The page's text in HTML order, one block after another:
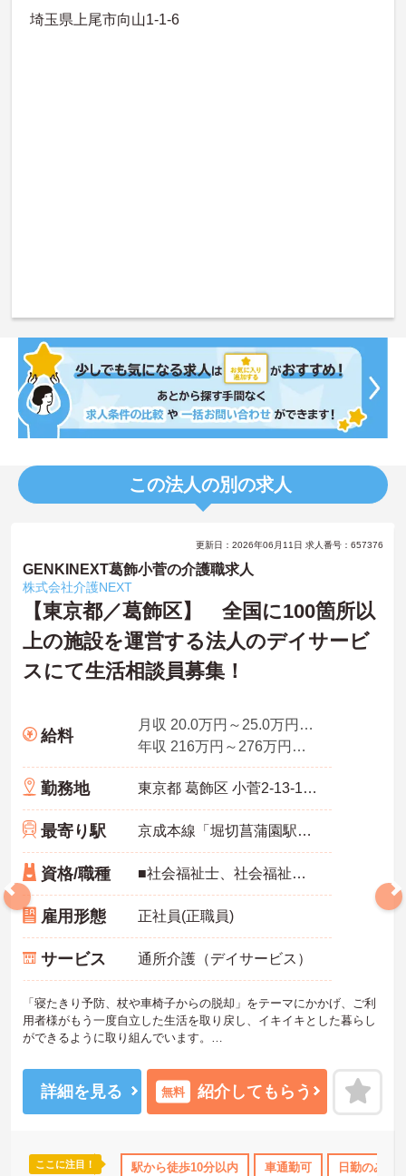
埼玉県上尾市向山1-1-6
この法人の別の求人
日勤のみ ブランクOK 資格取得サポート 研修制度あり
更新日：2026年06月11日 求人番号：657376
GENKINEXT葛飾小菅の介護職求人
株式会社介護NEXT
【東京都／葛飾区】 全国に100箇所以
上の施設を運営する法人のデイサービ
スにて生活相談員募集！
給料
月収 20.0万円～25.0万円程度（諸手当込み）※経験者モデル
年収 216万円～276万円程度（諸手当別途支給）
勤務地 東京都 葛飾区 小菅2-13-14ドーミー綾瀬Ⅱ1F
最寄り駅 京成本線「堀切菖蒲園駅」徒歩10分
資格/職種 ■社会福祉士、社会福祉主事、精神保健福祉士・介護福祉士・介護支援専門員 ※地域によって条件が異なります。 ■普通自動車免許（AT限定可） ※未経験可、ブランク可
雇用形態 正社員(正職員)
サービス 通所介護（デイサービス）
「寝たきり予防、杖や車椅子からの脱却」をテーマにかかげ、ご利
用者様がもう一度自立した生活を取り戻し、イキイキとした暮らし
ができるように取り組んでいます。
定感のある母体です。事業拡大傾向にあるため、頑張り次第ではキ
ャリアアップも見込めるます。複数の店舗を経営しているノウハウ
を生かした研修制度も自身の成長に繋がります。自立支援に向けて
詳細を見る 無料 紹介してもらう
ここに注目！ 駅から徒歩10分以内 車通勤可 日勤のみ